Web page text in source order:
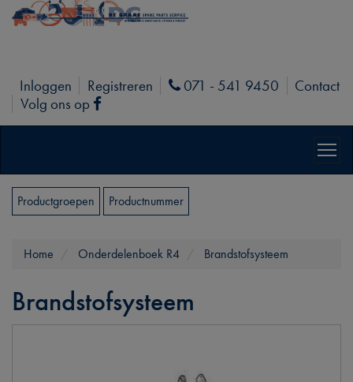
Inloggen Registreren Phone
071 - 541 9450
Contact
Volg ons op
Facebook
Productgroepen Productnummer
Home Onderdelenboek R4 Brandstofsysteem
Brandstofsysteem